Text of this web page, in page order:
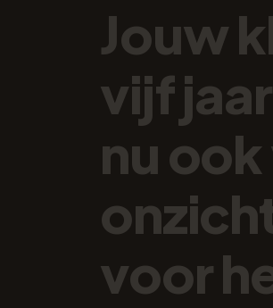
Jouw
vijfjaar
nuook
voor